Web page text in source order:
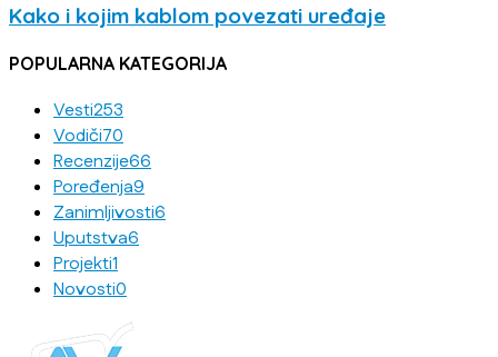
Kako i kojim kablom povezati uređaje
POPULARNA KATEGORIJA
Vesti253
Vodiči70
Recenzije66
Poređenja9
Zanimljivosti6
Uputstva6
Projekti1
Novosti0